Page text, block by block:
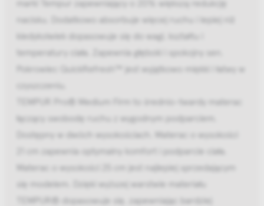
nacisku. Dodatkowo absorbuje więcej ruchu i lepiej niż
kiedykolwiek dopasowuje się do wagi, kształtu i
temperatury ciała. Zapewnia głęboki i spokojny sen.
Pokrowiec QuickRefresh™ jest wyjątkowo miękki i łatwy w
czyszczeniu.
TEMPUR Pro® Medium Firm to średnio-twardy materac
łączący swobodę ruchu z wygodnym podparciem.
Dostępny w dwóch wysokościach. Materac o wysokości
21 cm zapewnia optymalny komfort i podparcie ciała.
Materac o wysokości 25 cm jest najlepiej sprzedającym
się modelem. Dzięki wyższej warstwie materiału
TEMPUR® dopasowuje się, zapewniając bardziej